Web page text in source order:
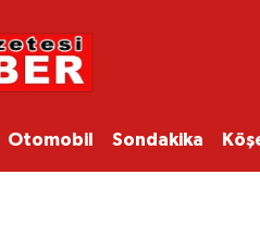
Otomobil Sondakika